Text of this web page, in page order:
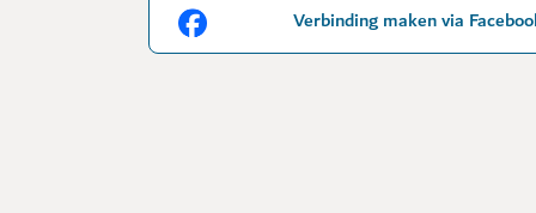
Verbinding maken via